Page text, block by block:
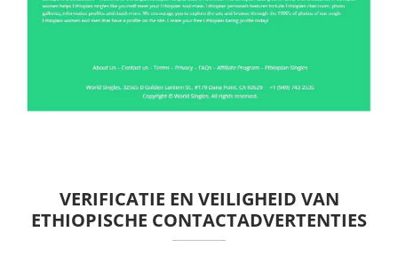
VERIFICATIE EN VEILIGHEID VAN
ETHIOPISCHE CONTACTADVERTENTIES